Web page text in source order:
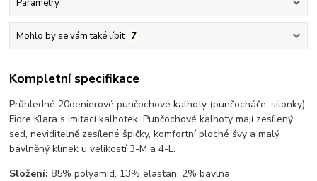
Parametry
Mohlo by se vám také líbit 7
Kompletní specifikace
Průhledné 20denierové punčochové kalhoty (punčocháče, silonky)
Fiore Klara s imitací kalhotek. Punčochové kalhoty mají zesílený
sed, neviditelně zesílené špičky, komfortní ploché švy a malý
bavlněný klínek u velikostí 3-M a 4-L.
Složení: 85% polyamid, 13% elastan, 2% bavlna